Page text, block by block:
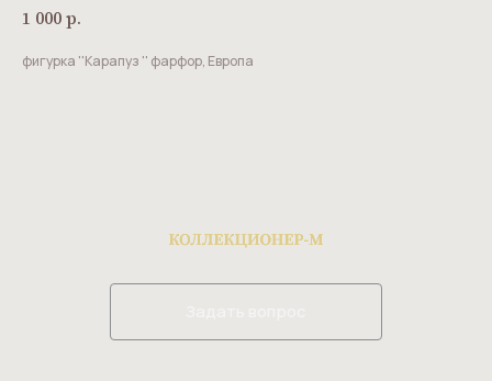
1 000р.
фигурка ''Карапуз '' фарфор, Европа